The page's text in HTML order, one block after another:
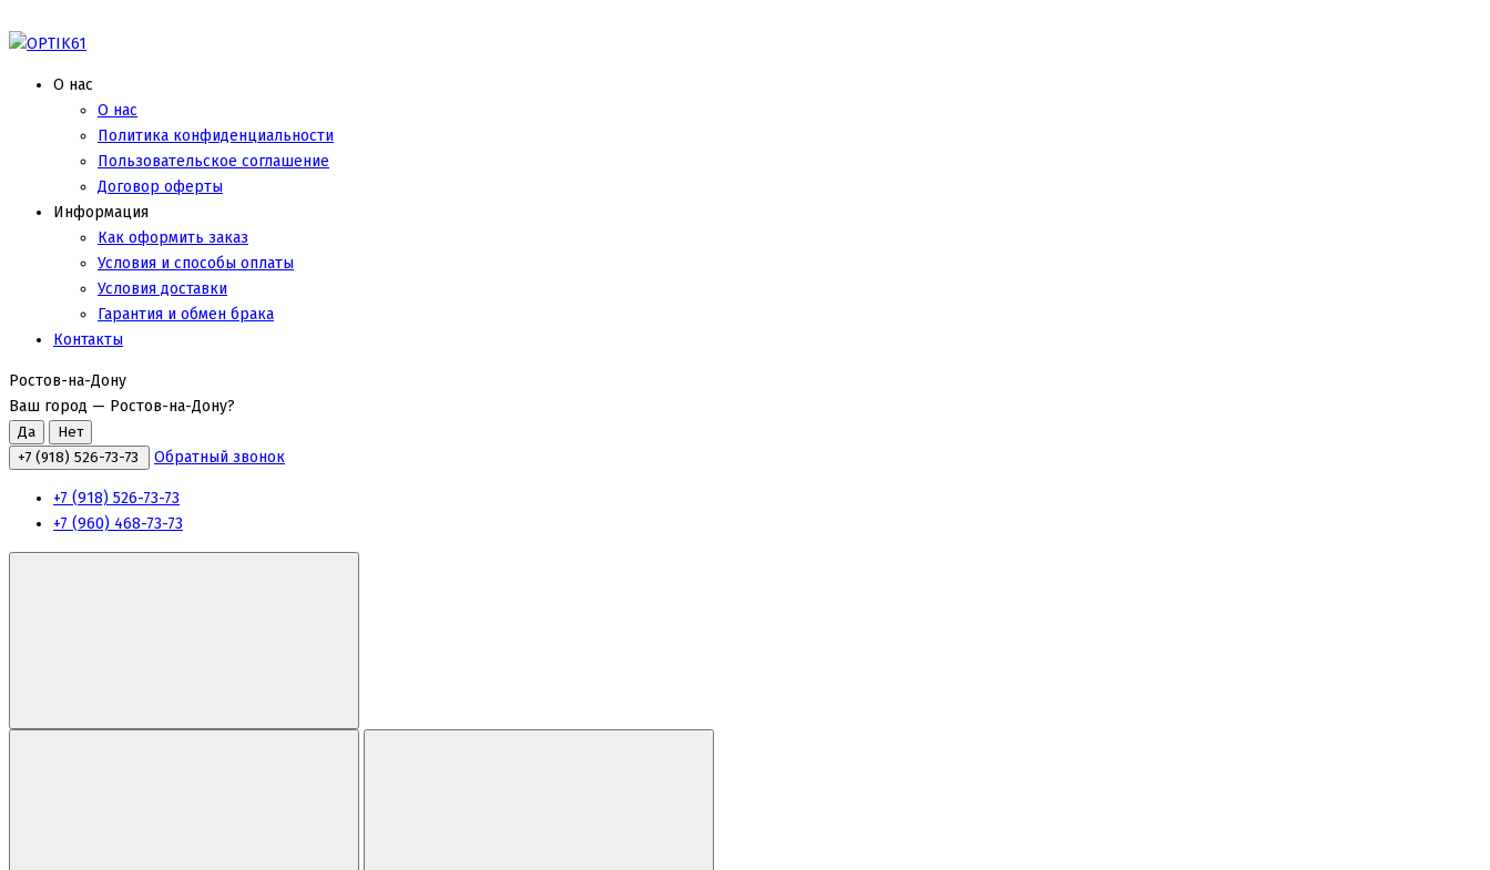
О нас
О нас
Политика конфиденциальности
Пользовательское соглашение
Договор оферты
Информация
Как оформить заказ
Условия и способы оплаты
Условия доставки
Гарантия и обмен брака
Контакты
Ростов-на-Дону
Ваш город — Ростов-на-Дону?
+7 (918) 526-73-73 Обратный звонок
+7 (918) 526-73-73
+7 (960) 468-73-73